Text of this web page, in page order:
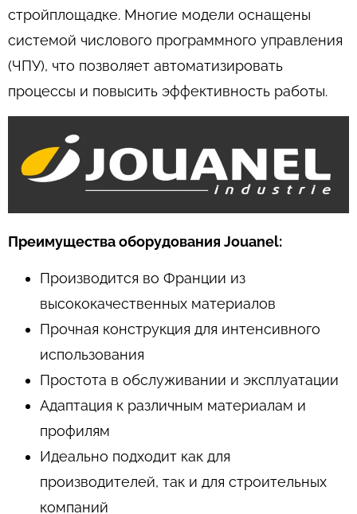
стройплощадке. Многие модели оснащены
системой числового программного управления
(ЧПУ), что позволяет автоматизировать
процессы и повысить эффективность работы.
Преимущества оборудования Jouanel:
Производится во Франции из
высококачественных материалов
Прочная конструкция для интенсивного
использования
Простота в обслуживании и эксплуатации
Адаптация к различным материалам и
профилям
Идеально подходит как для
производителей, так и для строительных
компаний